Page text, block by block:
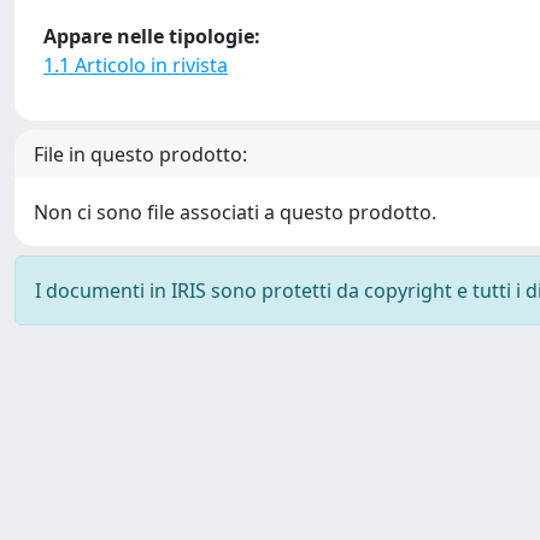
Appare nelle tipologie:
1.1 Articolo in rivista
File in questo prodotto:
Non ci sono file associati a questo prodotto.
I documenti in IRIS sono protetti da copyright e tutti i